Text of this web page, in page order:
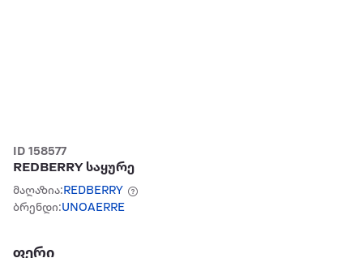
ID 158577
REDBERRY საყურე
მაღაზია:REDBERRY
ბრენდი:UNOAERRE
ფერი